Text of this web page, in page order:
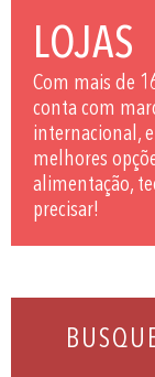
LOJAS
Com mais de
conta com
internacional,
melhores
alimentação,
precisar!